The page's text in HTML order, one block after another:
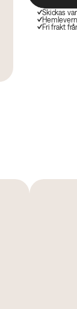
Skickas
Fri frakt